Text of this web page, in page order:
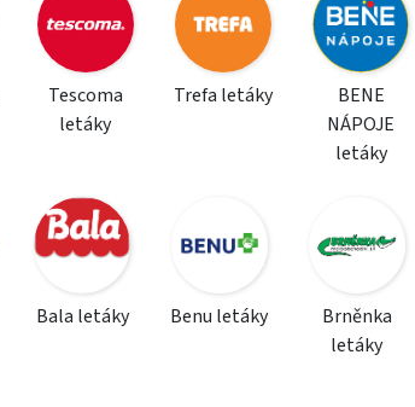
Tescoma
letáky
Trefa letáky
BENE
NÁPOJE
letáky
Bala letáky Benu letáky
Brněnka
letáky